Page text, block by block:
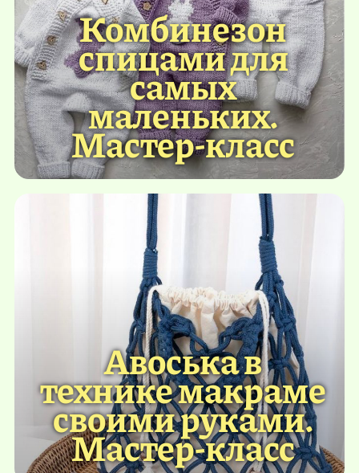
Комбинезон
спицами для
самых
маленьких.
Мастер-класс
Авоська в
технике макраме
своими руками.
Мастер-класс